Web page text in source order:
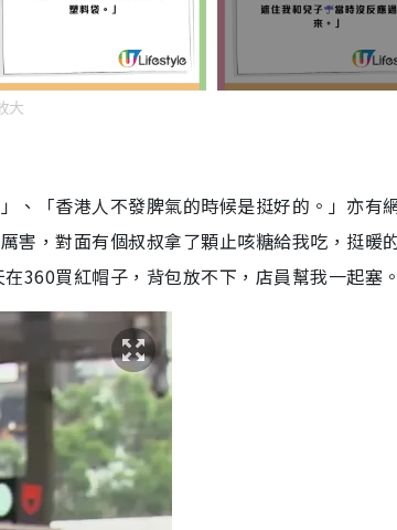
大
、「香港人不發脾氣的時候是挺好的。」亦有
害，對面有個叔叔拿了顆止咳糖給我吃，挺暖
360買紅帽子，背包放不下，店員幫我一起塞。